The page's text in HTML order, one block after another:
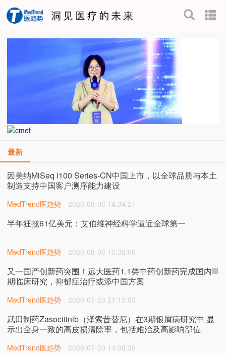
最新
因美纳MiSeq i100 Series-CN中国上市，以全球品质与本土
制造支持中国客户测序能力建设
MedTrend医趋势 2026-08-06 14:34:27
半年狂揽61亿美元：艾伯维神经科学逼近全球第一
MedTrend医趋势 2026-08-06 10:32:06
又一国产创新药突围！远大医药1.1类中药创新药完成国内III
期临床研究，抑郁症治疗或添中国方案
MedTrend医趋势 2026-07-23 21:15:03
武田制药Zasocitinib（泽索昔替尼）在3期银屑病研究中 显
示出全身一致的高皮损清除率，包括难治及高影响部位
MedTrend医趋势 2026-07-20 14:06:39